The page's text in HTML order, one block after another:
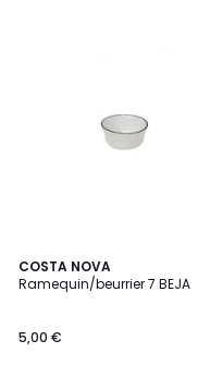
COSTA NOVA
Ramequin/beurrier 7 BEJA
5,00 €
4
Couleurs